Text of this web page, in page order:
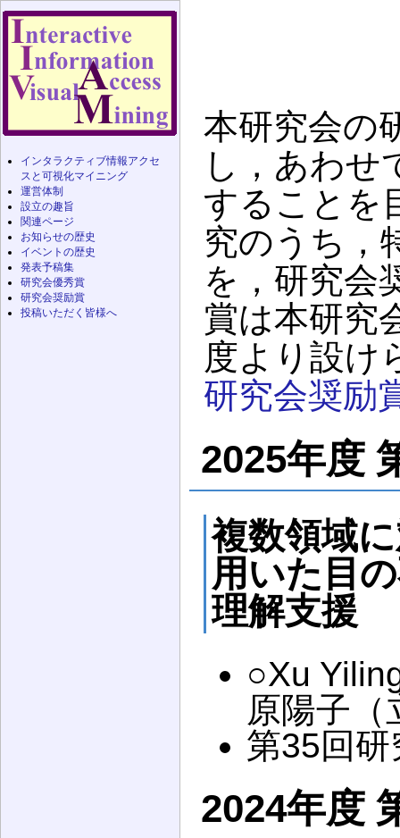
本研究会の
し，あわせ
することを
究のうち，
を，研究会
賞は本研究
度より設け
研究会奨励
2025年度
複数領域
用いた目
理解支援
○Xu
原陽子（
第35回
2024年度
インタラクティブ情報アクセ
スと可視化マイニング
運営体制
設立の趣旨
関連ページ
お知らせの歴史
イベントの歴史
発表予稿集
研究会優秀賞
研究会奨励賞
投稿いただく皆様へ